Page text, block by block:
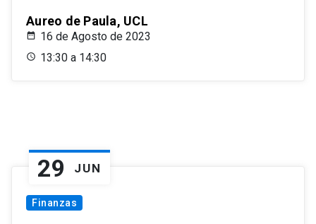
Aureo de Paula, UCL
16 de Agosto de 2023
13:30 a 14:30
29 JUN
Finanzas